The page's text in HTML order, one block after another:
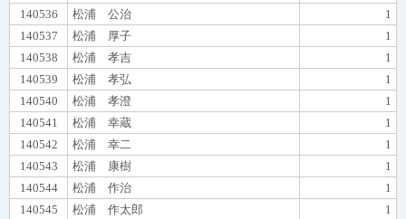
140536
松浦 公治
1
140537
松浦 厚子
1
140538
松浦 孝吉
1
140539
松浦 孝弘
1
140540
松浦 孝澄
1
140541
松浦 幸蔵
1
140542
松浦 幸二
1
140543
松浦 康樹
1
140544
松浦 作治
1
140545
松浦 作太郎 1